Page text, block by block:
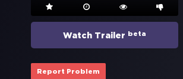
Watch Trailer beta
Report Problem